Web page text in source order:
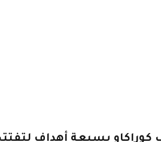
كوراكاو بسبعة أهداف